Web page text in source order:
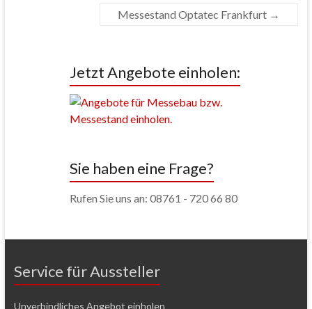
Messestand Optatec Frankfurt →
Jetzt Angebote einholen:
Sie haben eine Frage?
Rufen Sie uns an: 08761 - 720 66 80
Service für Aussteller
Unverbindliches Angebot einholen